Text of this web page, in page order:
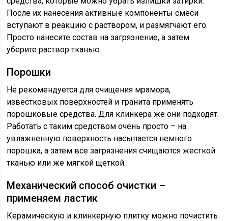
После их нанесения активные компоненты смеси
вступают в реакцию с раствором, и размягчают его.
Просто нанесите состав на загрязнение, а затем
уберите раствор тканью.
Порошки
Не рекомендуется для очищения мрамора,
известковых поверхностей и гранита применять
порошковые средства. Для клинкера же они подходят.
Работать с таким средством очень просто – на
увлажненную поверхность насыпается немного
порошка, а затем все загрязнения счищаются жесткой
тканью или же мягкой щеткой.
Механический способ очистки –
применяем ластик
Керамическую и клинкерную плитку можно почистить